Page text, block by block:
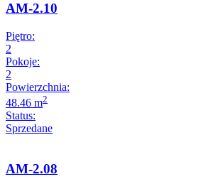
AM-2.10
Piętro:
2
Pokoje:
2
Powierzchnia:
48.46 m2
Status:
Sprzedane
AM-2.08